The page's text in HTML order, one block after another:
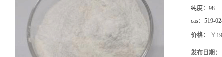
纯度： 98
cas： 519-
价格： ￥
发布日期：